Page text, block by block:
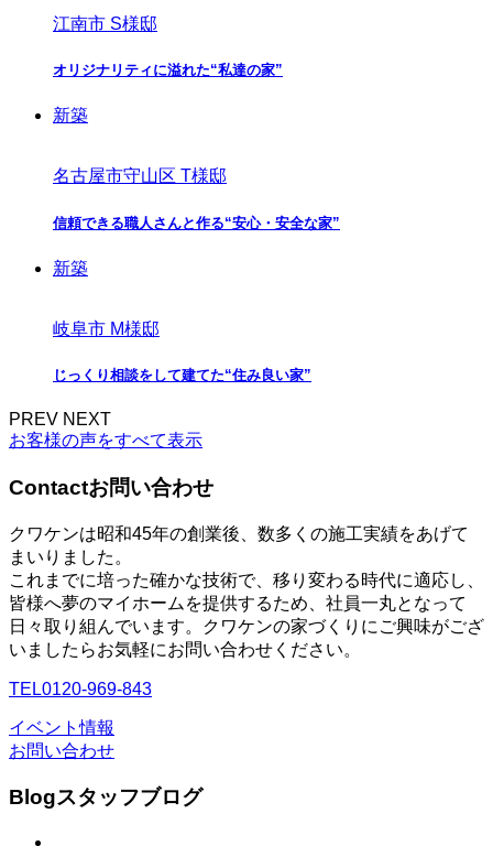
江南市 S様邸
オリジナリティに溢れた“私達の家”
新築
名古屋市守山区 T様邸
信頼できる職人さんと作る“安心・安全な家”
新築
岐阜市 M様邸
じっくり相談をして建てた“住み良い家”
PREV NEXT
お客様の声をすべて表示
Contactお問い合わせ
クワケンは昭和45年の創業後、数多くの施工実績をあげて
まいりました。
これまでに培った確かな技術で、移り変わる時代に適応し、
皆様へ夢のマイホームを提供するため、社員一丸となって
日々取り組んでいます。クワケンの家づくりにご興味がござ
いましたらお気軽にお問い合わせください。
TEL0120-969-843
イベント情報
お問い合わせ
Blogスタッフブログ